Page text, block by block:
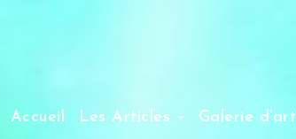
Accueil Les Articles Galerie d’art